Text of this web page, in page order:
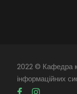
2022 © Кафедра
інформаційних